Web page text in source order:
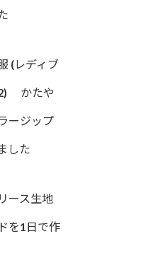
(レディブ
かたや
ージップ
した
ース生地
を1日で作